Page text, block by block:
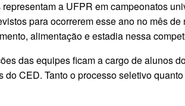
a UFPR em campeonatos
para ocorrerem esse ano no mês
alimentação e estadia nessa
das equipes ficam a cargo de alunos
do CED. Tanto o processo seletivo